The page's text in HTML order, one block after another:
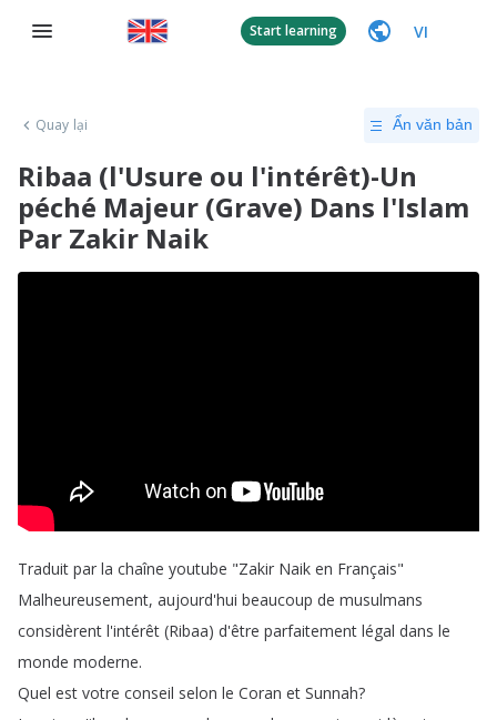
Start learning VI
Quay lại Ẩn văn bản
Ribaa (l'Usure ou l'intérêt)-Un
péché Majeur (Grave) Dans l'Islam
Par Zakir Naik
Traduit par la chaîne youtube "Zakir Naik en Français"
Malheureusement, aujourd'hui beaucoup de musulmans
considèrent l'intérêt (Ribaa) d'être parfaitement légal dans le
monde moderne.
Quel est votre conseil selon le Coran et Sunnah?